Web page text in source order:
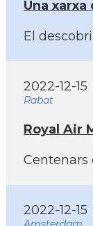
Una
El
2022-12-15
Rabat
Royal Air
Centenars
2022-12-15